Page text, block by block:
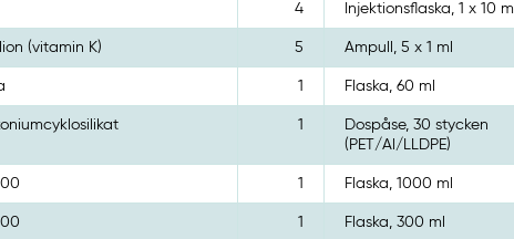
4 Injektionsflaska, 1 x 10 ml
(vitamin K) 5 Ampull, 5 x 1 ml
1 Flaska, 60 ml
1
Dospåse, 30 stycken
(PET/Al/LLDPE)
1 Flaska, 1000 ml
1 Flaska, 300 ml